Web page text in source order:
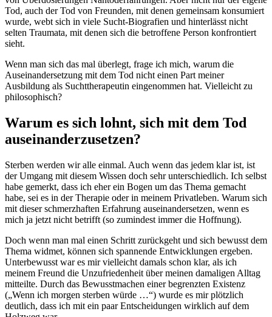
Tod, auch der Tod von Freunden, mit denen gemeinsam konsumiert
wurde, webt sich in viele Sucht-Biografien und hinterlässt nicht
selten Traumata, mit denen sich die betroffene Person konfrontiert
sieht.
Wenn man sich das mal überlegt, frage ich mich, warum die
Auseinandersetzung mit dem Tod nicht einen Part meiner
Ausbildung als Suchttherapeutin eingenommen hat. Vielleicht zu
philosophisch?
Warum es sich lohnt, sich mit dem Tod
auseinanderzusetzen?
Sterben werden wir alle einmal. Auch wenn das jedem klar ist, ist
der Umgang mit diesem Wissen doch sehr unterschiedlich. Ich selbst
habe gemerkt, dass ich eher ein Bogen um das Thema gemacht
habe, sei es in der Therapie oder in meinem Privatleben. Warum sich
mit dieser schmerzhaften Erfahrung auseinandersetzen, wenn es
mich ja jetzt nicht betrifft (so zumindest immer die Hoffnung).
Doch wenn man mal einen Schritt zurückgeht und sich bewusst dem
Thema widmet, können sich spannende Entwicklungen ergeben.
Unterbewusst war es mir vielleicht damals schon klar, als ich
meinem Freund die Unzufriedenheit über meinen damaligen Alltag
mitteilte. Durch das Bewusstmachen einer begrenzten Existenz
(„Wenn ich morgen sterben würde …“) wurde es mir plötzlich
deutlich, dass ich mit ein paar Entscheidungen wirklich auf dem